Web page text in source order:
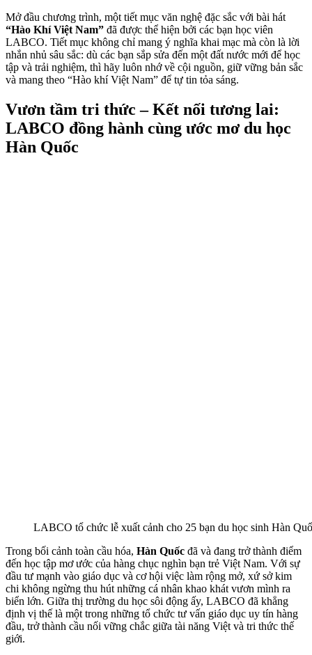
Mở đầu chương trình, một tiết mục văn nghệ đặc sắc với bài hát
“Hào Khí Việt Nam” đã được thể hiện bởi các bạn học viên
LABCO. Tiết mục không chỉ mang ý nghĩa khai mạc mà còn là lời
nhắn nhủ sâu sắc: dù các bạn sắp sửa đến một đất nước mới để học
tập và trải nghiệm, thì hãy luôn nhớ về cội nguồn, giữ vững bản sắc
và mang theo “Hào khí Việt Nam” để tự tin tỏa sáng.
Vươn tầm tri thức – Kết nối tương lai:
LABCO đồng hành cùng ước mơ du học
Hàn Quốc
LABCO tổ chức lễ xuất cảnh cho 25 bạn du học sinh Hàn
Trong bối cảnh toàn cầu hóa, Hàn Quốc đã và đang trở thành điểm
đến học tập mơ ước của hàng chục nghìn bạn trẻ Việt Nam. Với sự
đầu tư mạnh vào giáo dục và cơ hội việc làm rộng mở, xứ sở kim
chi không ngừng thu hút những cá nhân khao khát vươn mình ra
biển lớn. Giữa thị trường du học sôi động ấy, LABCO đã khẳng
định vị thế là một trong những tổ chức tư vấn giáo dục uy tín hàng
đầu, trở thành cầu nối vững chắc giữa tài năng Việt và tri thức thế
giới.